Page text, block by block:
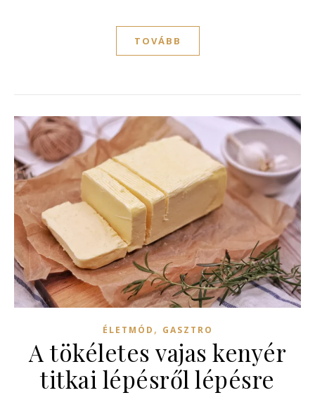
TOVÁBB
ÉLETMÓD , GASZTRO
A tökéletes vajas kenyér
titkai lépésről lépésre